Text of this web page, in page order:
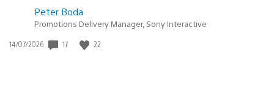
Peter Boda
Promotions Delivery Manager, Sony Interactive
Data
14/07/2026 17 22